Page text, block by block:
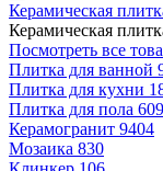
Керамическая
Керамическая
Посмотреть все
Плитка для ванной
Плитка для кухни
Плитка для пола 609
Керамогранит 9404
Мозаика 830